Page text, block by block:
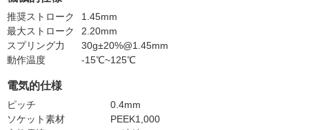
推奨ストローク
1.45mm
最大ストローク
2.20mm
スプリング力
30g±20%@1.45mm
動作温度
-15℃~125℃
電気的仕様
ピッチ
0.4mm
ソケット素材
PEEK1,000